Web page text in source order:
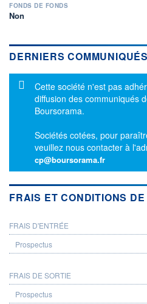
FONDS DE FONDS
Non
DERNIERS COMMUNIQUÉS
Message d'information
Cette société n'est pas
diffusion des communiqués
Boursorama.
Sociétés cotées, pour
veuillez nous contacter à
cp@boursorama.fr
FRAIS ET CONDITIONS
PROSPECTUS
FRAIS D'ENTRÉE
FRAIS DE SORTIE